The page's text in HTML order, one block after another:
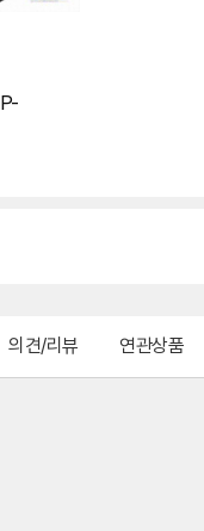
의견/리뷰 연관상품